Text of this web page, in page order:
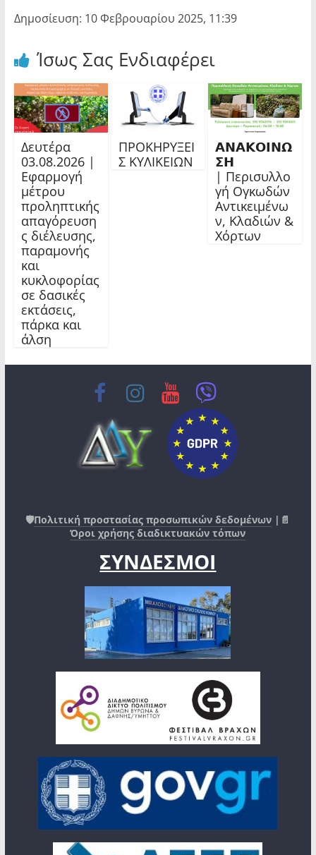
Δημοσίευση: 10 Φεβρουαρίου 2025, 11:39
Ίσως Σας Ενδιαφέρει
Δευτέρα
03.08.2026 |
Εφαρμογή
μέτρου
προληπτικής
απαγόρευση
ς διέλευσης,
παραμονής
και
κυκλοφορίας
σε δασικές
εκτάσεις,
πάρκα και
άλση
ΠΡΟΚΗΡΥΞΕΙ
Σ ΚΥΛΙΚΕΙΩΝ
𝝖𝝢𝝖𝝟𝝤𝝞𝝢𝝮
𝝨𝝜
| Περισυλλο
γή Ογκωδών
Αντικειμένω
ν, Κλαδιών &
Χόρτων
🛡️Πολιτική προστασίας προσωπικών δεδομένων |📄
Όροι χρήσης διαδικτυακών τόπων
ΣΥΝΔΕΣΜΟΙ